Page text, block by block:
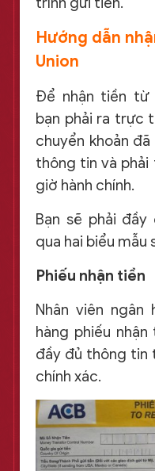
Hướng dẫn
Union
Để nhận tiền từ
bạn phải ra trực
chuyển khoản
thông tin và
giờ hành chính.
Bạn sẽ phải
qua hai biểu mẫu
Phiếu nhận tiền
Nhân viên ngân
hàng phiếu
đầy đủ thông tin
chính xác.